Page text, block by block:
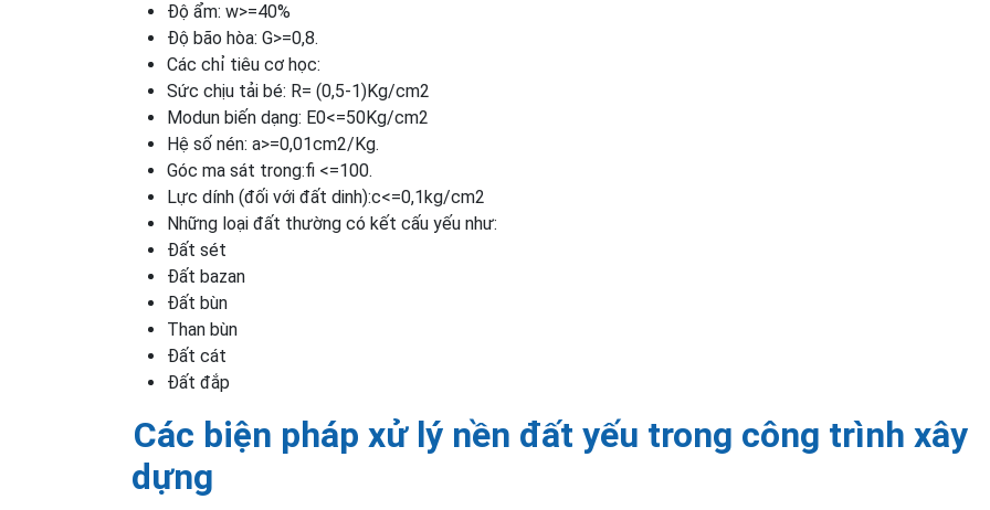
Độ ẩm: w>=40%
Độ bão hòa: G>=0,8.
Các chỉ tiêu cơ học:
Sức chịu tải bé: R= (0,5-1)Kg/cm2
Modun biến dạng: E0<=50Kg/cm2
Hệ số nén: a>=0,01cm2/Kg.
Góc ma sát trong:fi <=100.
Lực dính (đối với đất dinh):c<=0,1kg/cm2
Những loại đất thường có kết cấu yếu như:
Đất sét
Đất bazan
Đất bùn
Than bùn
Đất cát
Đất đắp
Các biện pháp xử lý nền đất yếu trong công trình xây
dựng